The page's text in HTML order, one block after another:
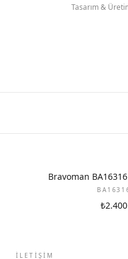
Tasarım &
Bravoman
₺2.400
İLETIŞIM